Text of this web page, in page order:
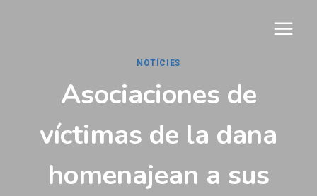
NOTÍCIES
Asociaciones de
víctimas de la dana
homenajean a sus